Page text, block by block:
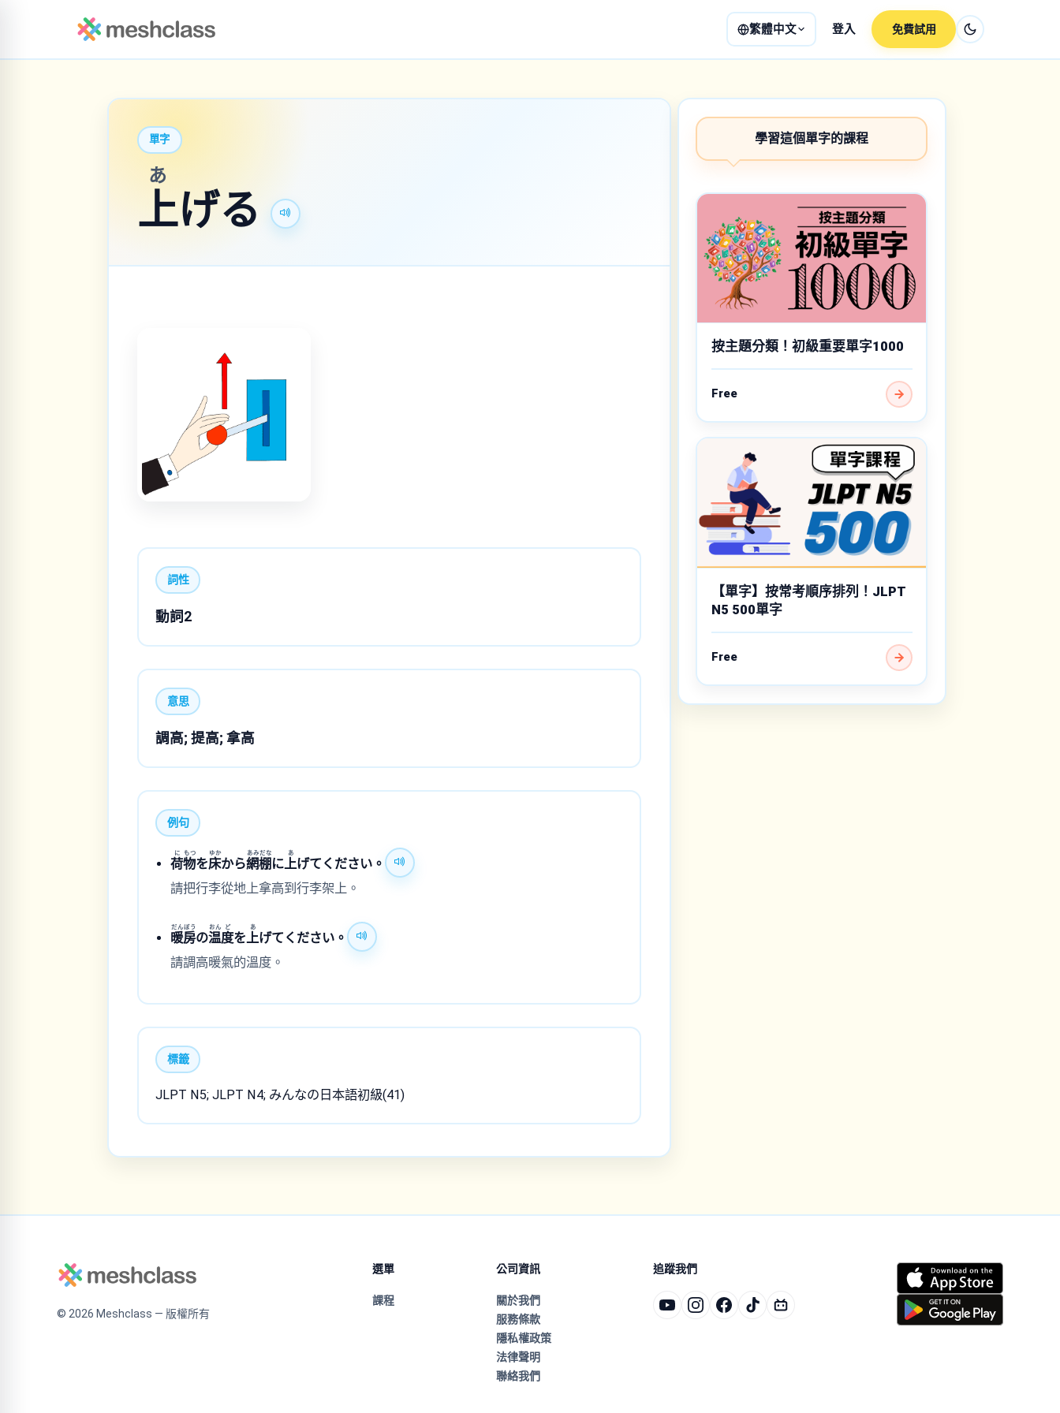
繁體中文 登入 免費試用
單字
上
あ
げる
詞性
動詞2
意思
調高; 提高; 拿高
例句
荷
に
物
もつ
を床
ゆか
から網
あみ
棚
だな
に上
あ
げてください。
請把行李從地上拿高到行李架上。
暖
だん
房
ぼう
の温
おん
度
ど
を上
あ
げてください。
請調高暖氣的溫度。
標籤
JLPT N5; JLPT N4; みんなの日本語初級(41)
學習這個單字的課程
按主題分類！初級重要單字1000
Free
【單字】按常考順序排列！JLPT
N5 500單字
Free
© 2026 Meshclass — 版權所有
選單
課程
公司資訊
關於我們
服務條款
隱私權政策
法律聲明
聯絡我們
追蹤我們